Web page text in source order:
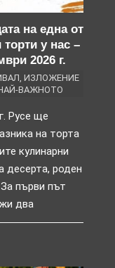
на една от
у нас –
2026 г.
ИЗЛОЖЕНИЕ
ВАЖНОТО
Русе ще
на торта
кулинарни
десерта, роден
първи път
два